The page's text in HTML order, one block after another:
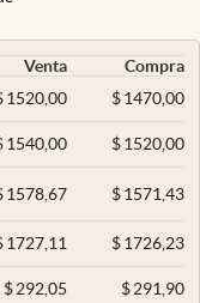
Venta
Compra
1520,00 $1470,00
1540,00 $1520,00
1578,67 $1571,43
1727,11 $1726,23
$292,05 $291,90